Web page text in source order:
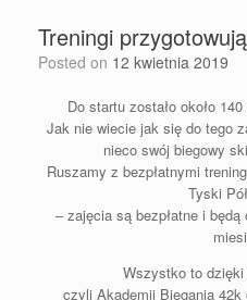
Treningi
Posted on 12 kwietnia 2019
Do startu zostało około
Jak nie wiecie jak się do tego
nieco swój biegowy
Ruszamy z bezpłatnymi
Tyski
– zajęcia są bezpłatne i
Wszystko to
czyli Akademii Biegania 42k